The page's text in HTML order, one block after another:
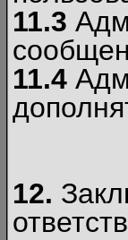
11.3
11.4
12.